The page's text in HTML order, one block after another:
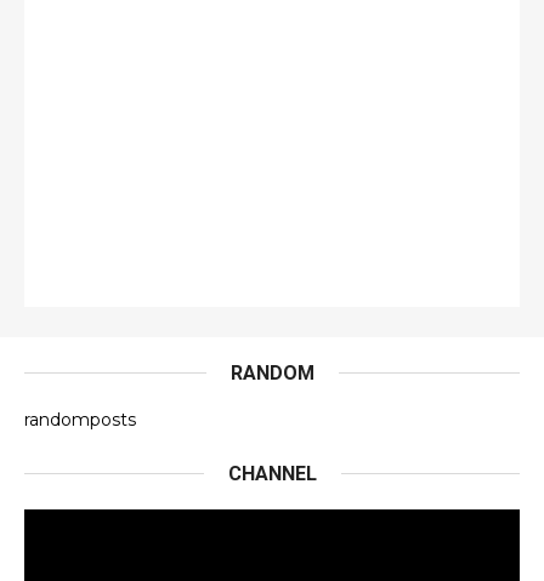
RANDOM
randomposts
CHANNEL